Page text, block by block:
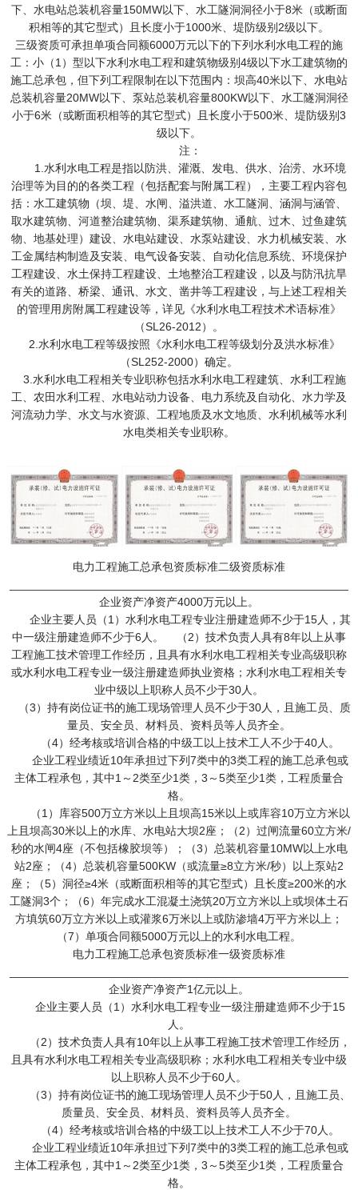
下、水电站总装机容量150MW以下、水工隧洞洞径小于8米（或断面
积相等的其它型式）且长度小于1000米、堤防级别2级以下。
三级资质可承担单项合同额6000万元以下的下列水利水电工程的施
工：小（1）型以下水利水电工程和建筑物级别4级以下水工建筑物的
施工总承包，但下列工程限制在以下范围内：坝高40米以下、水电站
总装机容量20MW以下、泵站总装机容量800KW以下、水工隧洞洞径
小于6米（或断面积相等的其它型式）且长度小于500米、堤防级别3
级以下。
注：
1.水利水电工程是指以防洪、灌溉、发电、供水、治涝、水环境
治理等为目的的各类工程（包括配套与附属工程），主要工程内容包
括：水工建筑物（坝、堤、水闸、溢洪道、水工隧洞、涵洞与涵管、
取水建筑物、河道整治建筑物、渠系建筑物、通航、过木、过鱼建筑
物、地基处理）建设、水电站建设、水泵站建设、水力机械安装、水
工金属结构制造及安装、电气设备安装、自动化信息系统、环境保护
工程建设、水土保持工程建设、土地整治工程建设，以及与防汛抗旱
有关的道路、桥梁、通讯、水文、凿井等工程建设，与上述工程相关
的管理用房附属工程建设等，详见《水利水电工程技术术语标准》
（SL26-2012）。
2.水利水电工程等级按照《水利水电工程等级划分及洪水标准》
（SL252-2000）确定。
3.水利水电工程相关专业职称包括水利水电工程建筑、水利工程施
工、农田水利工程、水电站动力设备、电力系统及自动化、水力学及
河流动力学、水文与水资源、工程地质及水文地质、水利机械等水利
水电类相关专业职称。
电力工程施工总承包资质标准二级资质标准
企业资产净资产4000万元以上。
企业主要人员（1）水利水电工程专业注册建造师不少于15人，其
中一级注册建造师不少于6人。 （2）技术负责人具有8年以上从事
工程施工技术管理工作经历，且具有水利水电工程相关专业高级职称
或水利水电工程专业一级注册建造师执业资格；水利水电工程相关专
业中级以上职称人员不少于30人。
（3）持有岗位证书的施工现场管理人员不少于30人，且施工员、质
量员、安全员、材料员、资料员等人员齐全。
（4）经考核或培训合格的中级工以上技术工人不少于40人。
企业工程业绩近10年承担过下列7类中的3类工程的施工总承包或
主体工程承包，其中1～2类至少1类，3～5类至少1类，工程质量合
格。
（1）库容500万立方米以上且坝高15米以上或库容10万立方米以
上且坝高30米以上的水库、水电站大坝2座；（2）过闸流量60立方米/
秒的水闸4座（不包括橡胶坝等）；（3）总装机容量10MW以上水电
站2座；（4）总装机容量500KW（或流量≥8立方米/秒）以上泵站2
座；（5）洞径≥4米（或断面积相等的其它型式）且长度≥200米的水
工隧洞3个；（6）年完成水工混凝土浇筑20万立方米以上或坝体土石
方填筑60万立方米以上或灌浆6万米以上或防渗墙4万平方米以上；
（7）单项合同额5000万元以上的水利水电工程。
电力工程施工总承包资质标准一级资质标准
企业资产净资产1亿元以上。
企业主要人员（1）水利水电工程专业一级注册建造师不少于15
人。
（2）技术负责人具有10年以上从事工程施工技术管理工作经历，
且具有水利水电工程相关专业高级职称；水利水电工程相关专业中级
以上职称人员不少于60人。
（3）持有岗位证书的施工现场管理人员不少于50人，且施工员、
质量员、安全员、材料员、资料员等人员齐全。
（4）经考核或培训合格的中级工以上技术工人不少于70人。
企业工程业绩近10年承担过下列7类中的3类工程的施工总承包或
主体工程承包，其中1～2类至少1类，3～5类至 少1类，工程质量合
格。